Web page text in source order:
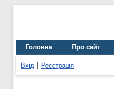
Головна Про сайт
Вхід Реєстрація